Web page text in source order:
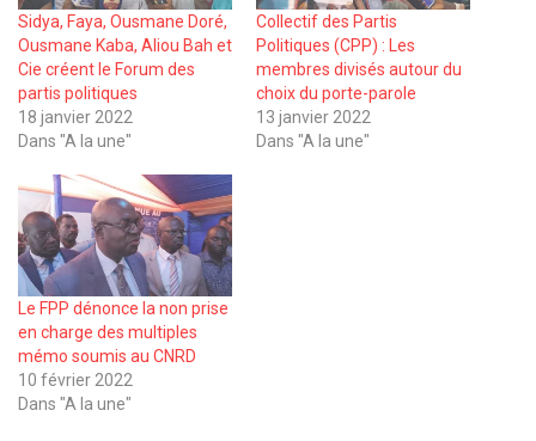
Sidya, Faya, Ousmane Doré,
Ousmane Kaba, Aliou Bah et
Cie créent le Forum des
partis politiques
18 janvier 2022
Dans "A la une"
Collectif des Partis
Politiques (CPP) : Les
membres divisés autour du
choix du porte-parole
13 janvier 2022
Dans "A la une"
Le FPP dénonce la non prise
en charge des multiples
mémo soumis au CNRD
10 février 2022
Dans "A la une"